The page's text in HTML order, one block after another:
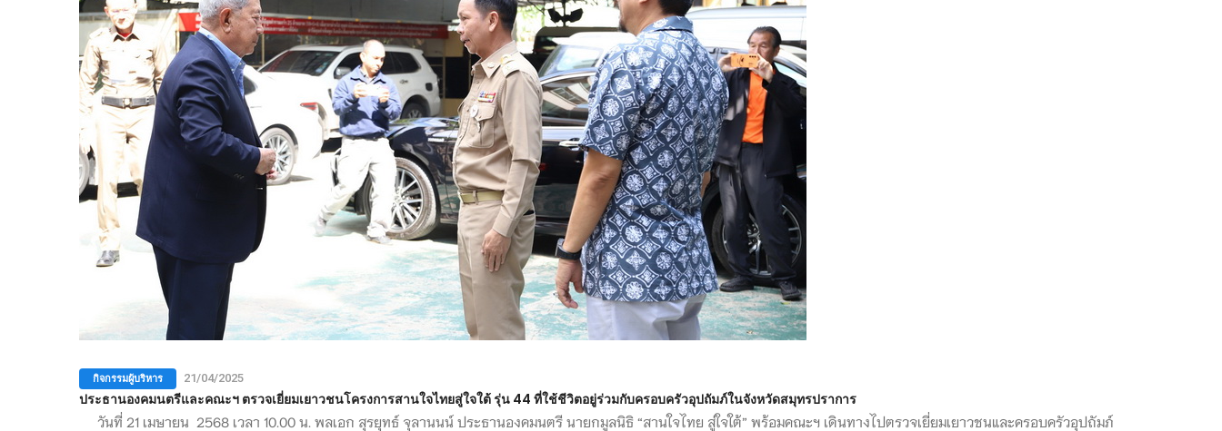
กิจกรรมผู้บริหาร 21/04/2025
ประธานองคมนตรีและคณะฯ ตรวจเยี่ยมเยาวชนโครงการสานใจไทยสู่ใจใต้ รุ่น 44 ที่ใช้ชีวิตอยู่ร่วมกับครอบครัวอุปถัมภ์ในจังหวัดสมุทรปราการ
วันที่ 21 เมษายน 2568 เวลา 10.00 น. พลเอก สุรยุทธ์ จุลานนน์ ประธานองคมนตรี นายกมูลนิธิ “สานใจไทย สู่ใจใต้” พร้อมคณะฯ เดินทางไปตรวจเยี่ยมเยาวชนและครอบครัวอุปถัมภ์